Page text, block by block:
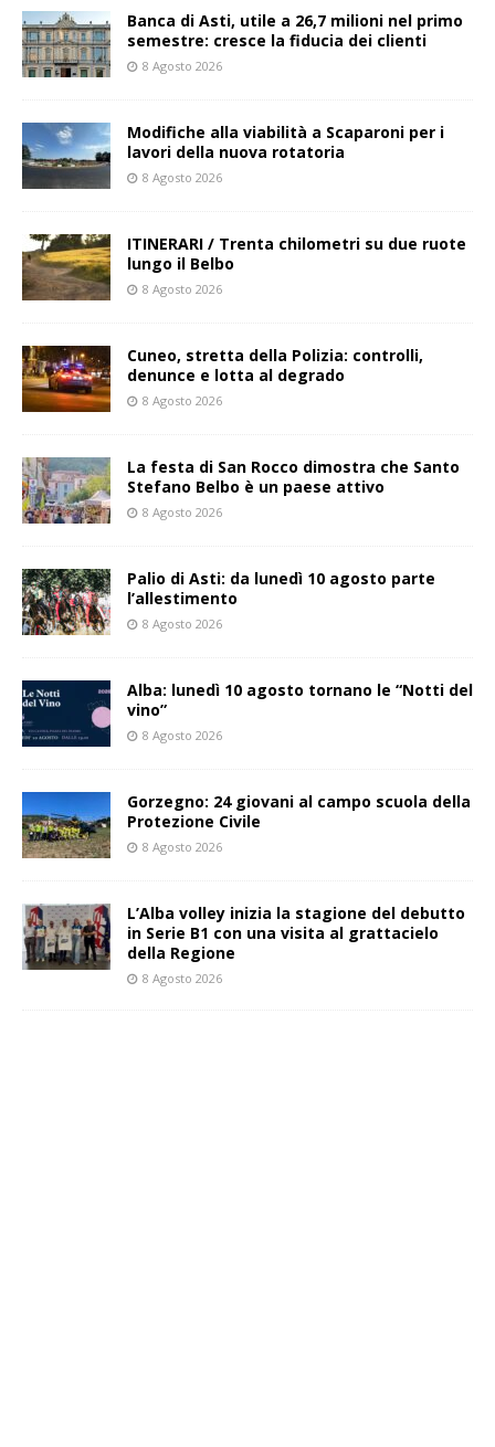
Banca di Asti, utile a 26,7 milioni nel primo
semestre: cresce la fiducia dei clienti
8 Agosto 2026
Modifiche alla viabilità a Scaparoni per i
lavori della nuova rotatoria
8 Agosto 2026
ITINERARI / Trenta chilometri su due ruote
lungo il Belbo
8 Agosto 2026
Cuneo, stretta della Polizia: controlli,
denunce e lotta al degrado
8 Agosto 2026
La festa di San Rocco dimostra che Santo
Stefano Belbo è un paese attivo
8 Agosto 2026
Palio di Asti: da lunedì 10 agosto parte
l’allestimento
8 Agosto 2026
Alba: lunedì 10 agosto tornano le “Notti del
vino”
8 Agosto 2026
Gorzegno: 24 giovani al campo scuola della
Protezione Civile
8 Agosto 2026
L’Alba volley inizia la stagione del debutto
in Serie B1 con una visita al grattacielo
della Regione
8 Agosto 2026